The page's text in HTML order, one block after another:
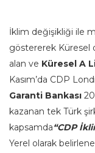
İklim değişikliği ile
göstererek Küresel
alan ve Küresel A
Kasım’da CDP
Garanti Bankası
kazanan tek Türk
kapsamda“CDP
Yerel olarak